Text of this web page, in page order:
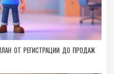
ОТ РЕГИСТРАЦИИ ДО ПРОДАЖ